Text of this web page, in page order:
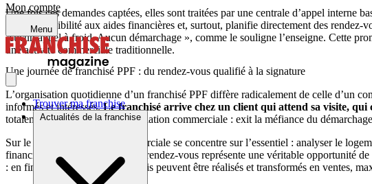
Mon compte
Menu
Trouver ma franchise
Actualités de la franchise
Une fois ces demandes captées, elles sont traitées par une centrale d’appel interne
vérifie l’éligibilité aux aides financières et, surtout, planifie directement des rendez-
Aucun appel à froid. Aucun démarchage », comme le souligne l’enseigne. Cette
une activité commerciale traditionnelle.
Une journée de franchisé PPF : du rendez-vous qualifié à la signature
L’organisation quotidienne d’un franchisé PPF diffère radicalement de celle d’un
informés et intéressés.Le franchisé arrive chez un client qui attend sa visite,
totalement la dynamique de la relation commerciale : exit la méfiance du
Sur le terrain, l’approche commerciale se concentre sur l’essentiel : analyser le
financières disponibles. Chaque rendez-vous représente une véritable opportunité
: en fin de journée, plusieurs devis peuvent être réalisés et transformés en ventes,